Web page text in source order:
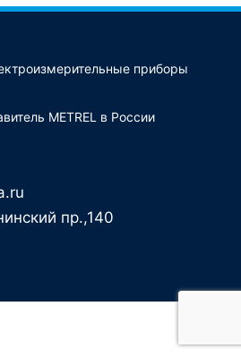
приборы
METREL в России
пр.,140